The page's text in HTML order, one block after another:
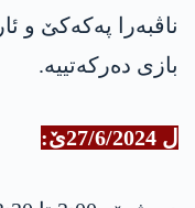
ناڤبەرا په‌كه‌كێ و
بازی ده‌ركه‌تییه‌.
ل 27/6/2024ێ: